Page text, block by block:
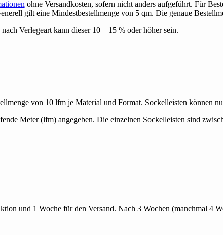
ohne Versandkosten, sofern nicht anders aufgeführt. Für
gilt eine Mindestbestellmenge von 5 qm. Die genaue
Verlegeart kann dieser 10 – 15 % oder höher sein.
von 10 lfm je Material und Format. Sockelleisten können
Meter (lfm) angegeben. Die einzelnen Sockelleisten sind
und 1 Woche für den Versand. Nach 3 Wochen (manchmal 4